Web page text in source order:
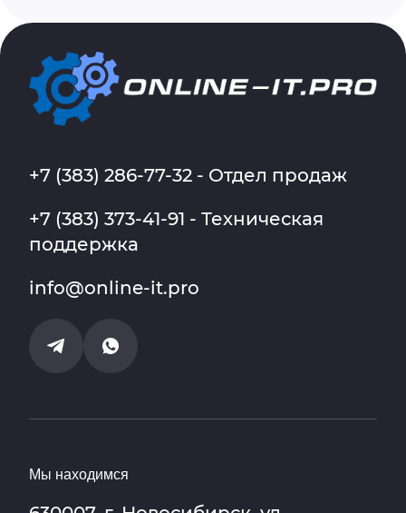
+7 (383) 286-77-32 - Отдел продаж
+7 (383) 373-41-91 - Техническая
поддержка
info@online-it.pro
Мы находимся